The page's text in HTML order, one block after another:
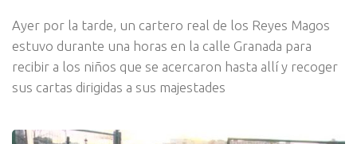
Ayer por la tarde, un cartero real de los Reyes Magos
estuvo durante una horas en la calle Granada para
recibir a los niños que se acercaron hasta allí y recoger
sus cartas dirigidas a sus majestades